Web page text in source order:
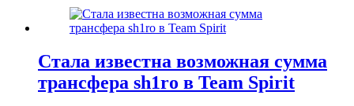
Стала известна возможная сумма
трансфера sh1ro в Team Spirit